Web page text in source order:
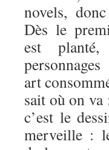
novels,
Dès le
est planté,
art
sait où on va
c’est le
merveille :